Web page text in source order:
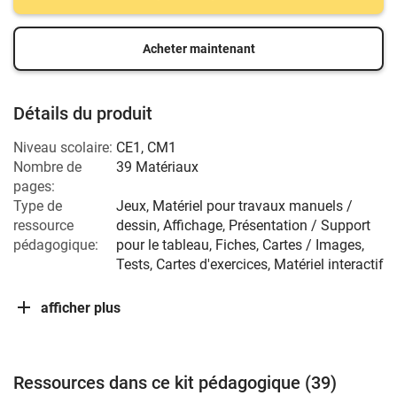
Acheter maintenant
Détails du produit
Niveau scolaire: CE1 , CM1
Nombre de
pages:
39 Matériaux
Type de
ressource
pédagogique:
Jeux, Matériel pour travaux manuels /
dessin, Affichage, Présentation / Support
pour le tableau, Fiches, Cartes / Images,
Tests, Cartes d'exercices, Matériel interactif
afficher plus
Ressources dans ce kit pédagogique (39)